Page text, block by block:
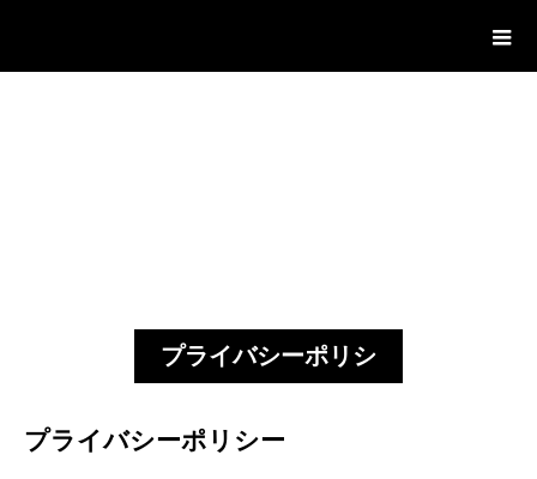
プライバシーポリシ
プライバシーポリシー